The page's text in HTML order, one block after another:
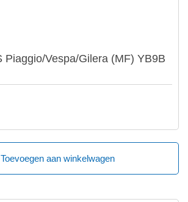
Piaggio/Vespa/Gilera (MF) YB9B
Toevoegen aan winkelwagen